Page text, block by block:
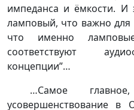
импеданса и ёмкости. И
ламповый, что важно для
что именно
соответствуют
концепции”…
…Самое
усовершенствование в